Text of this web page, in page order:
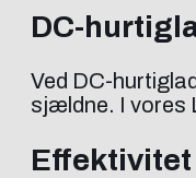
DC-
Ved DC-
sjældne. I vores
Effektivitet